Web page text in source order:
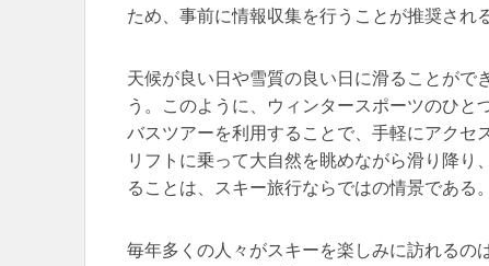
ため、事前に情報収集を行うことが推奨される
天候が良い日や雪質の良い日に滑ることがで
う。このように、ウィンタースポーツのひと
バスツアーを利用することで、手軽にアクセ
リフトに乗って大自然を眺めながら滑り降
ることは、スキー旅行ならではの情景である。
毎年多くの人々がスキーを楽しみに訪れるの